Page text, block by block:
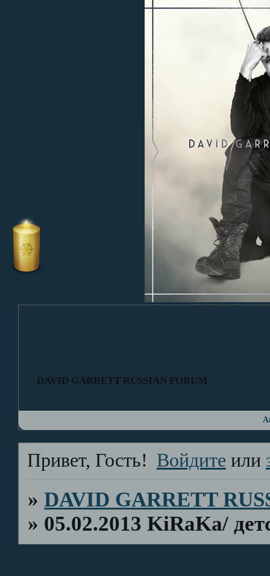
DAVID GARRETT RUSSIAN FORUM
Привет, Гость! Войдите или
»DAVID GARRETT
» 05.02.2013 KiRaKa/